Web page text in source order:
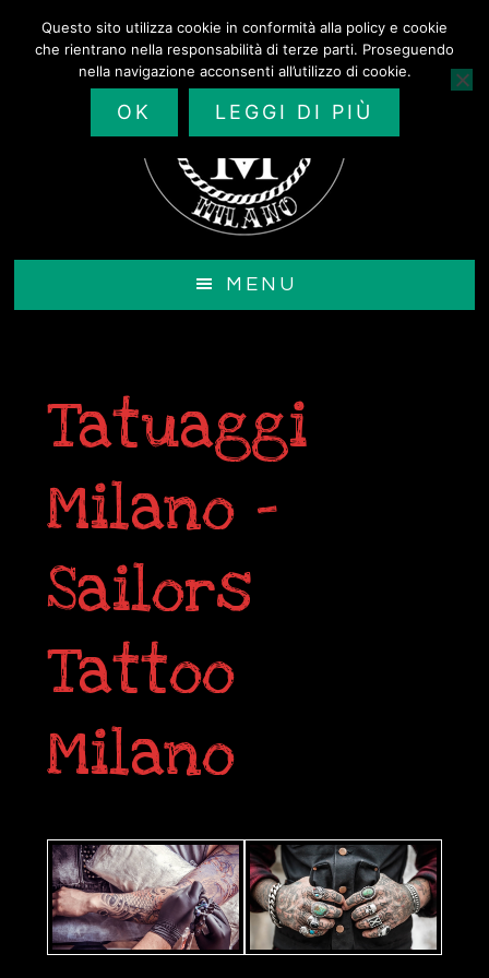
contenuto
MENU
Tatuaggi
Milano –
Sailors
Tattoo
Milano
Questo sito utilizza cookie in conformità alla policy e cookie
che rientrano nella responsabilità di terze parti. Proseguendo
nella navigazione acconsenti all’utilizzo di cookie.
OK LEGGI DI PIÙ